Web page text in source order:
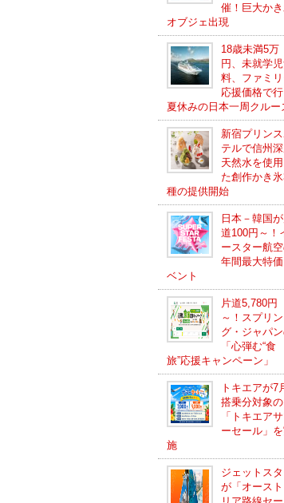
催！巨大か
オブジェ出現
18歳未満5万
円、未就学
料、ファミ
応援価格で行
夏休みの日本一周クルー
新宿プリン
テルで信州
天然水を使用
た創作かき
種の提供開始
日本－韓国
道100円～！
ースター航
年間最大特価
ベント
片道5,780円
～！スプリン
グ・ジャパ
「心弾む“食
旅”応援キャンペーン」
トキエアが7
搭乗分対象の
「トキエア
ーセール」
施
ジェットス
が「オースト